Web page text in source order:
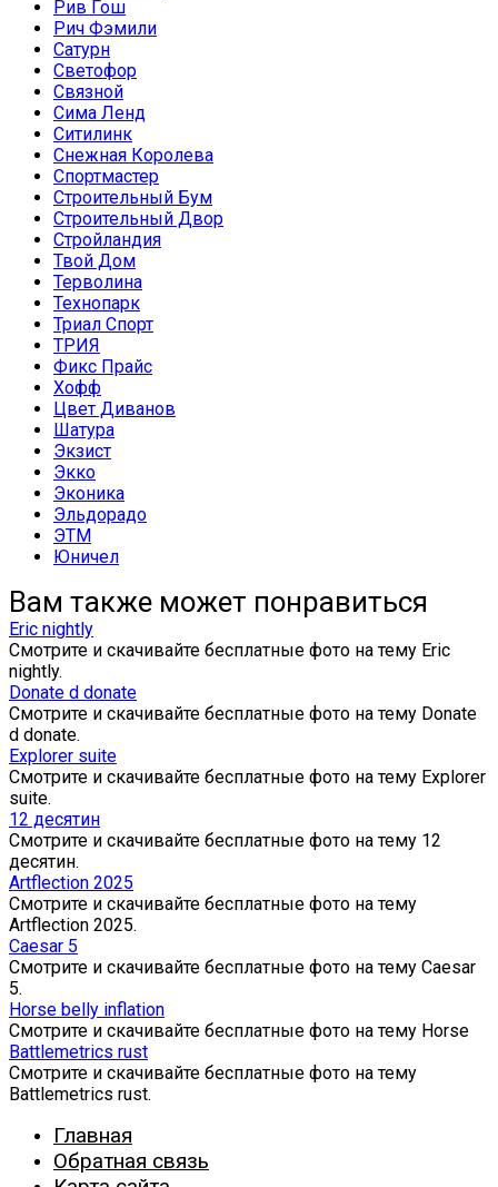
Рив Гош
Рич Фэмили
Сатурн
Светофор
Связной
Сима Ленд
Ситилинк
Снежная Королева
Спортмастер
Строительный Бум
Строительный Двор
Стройландия
Твой Дом
Терволина
Технопарк
Триал Спорт
ТРИЯ
Фикс Прайс
Хофф
Цвет Диванов
Шатура
Экзист
Экко
Эконика
Эльдорадо
ЭТМ
Юничел
Вам также может понравиться
Eric nightly
Смотрите и скачивайте бесплатные фото на тему Eric
nightly.
Donate d donate
Смотрите и скачивайте бесплатные фото на тему Donate
d donate.
Explorer suite
Смотрите и скачивайте бесплатные фото на тему Explorer
suite.
12 десятин
Смотрите и скачивайте бесплатные фото на тему 12
десятин.
Artflection 2025
Смотрите и скачивайте бесплатные фото на тему
Artflection 2025.
Caesar 5
Смотрите и скачивайте бесплатные фото на тему Caesar
5.
Horse belly inflation
Смотрите и скачивайте бесплатные фото на тему Horse
Battlemetrics rust
Смотрите и скачивайте бесплатные фото на тему
Battlemetrics rust.
Главная
Обратная связь